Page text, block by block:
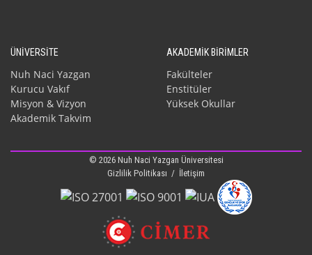
ÜNİVERSİTE
Nuh Naci Yazgan
Kurucu Vakıf
Misyon & Vizyon
Akademik Takvim
AKADEMİK BİRİMLER
Fakülteler
Enstitüler
Yüksek Okullar
© 2026 Nuh Naci Yazgan Üniversitesi
Gizlilik Politikası / İletişim